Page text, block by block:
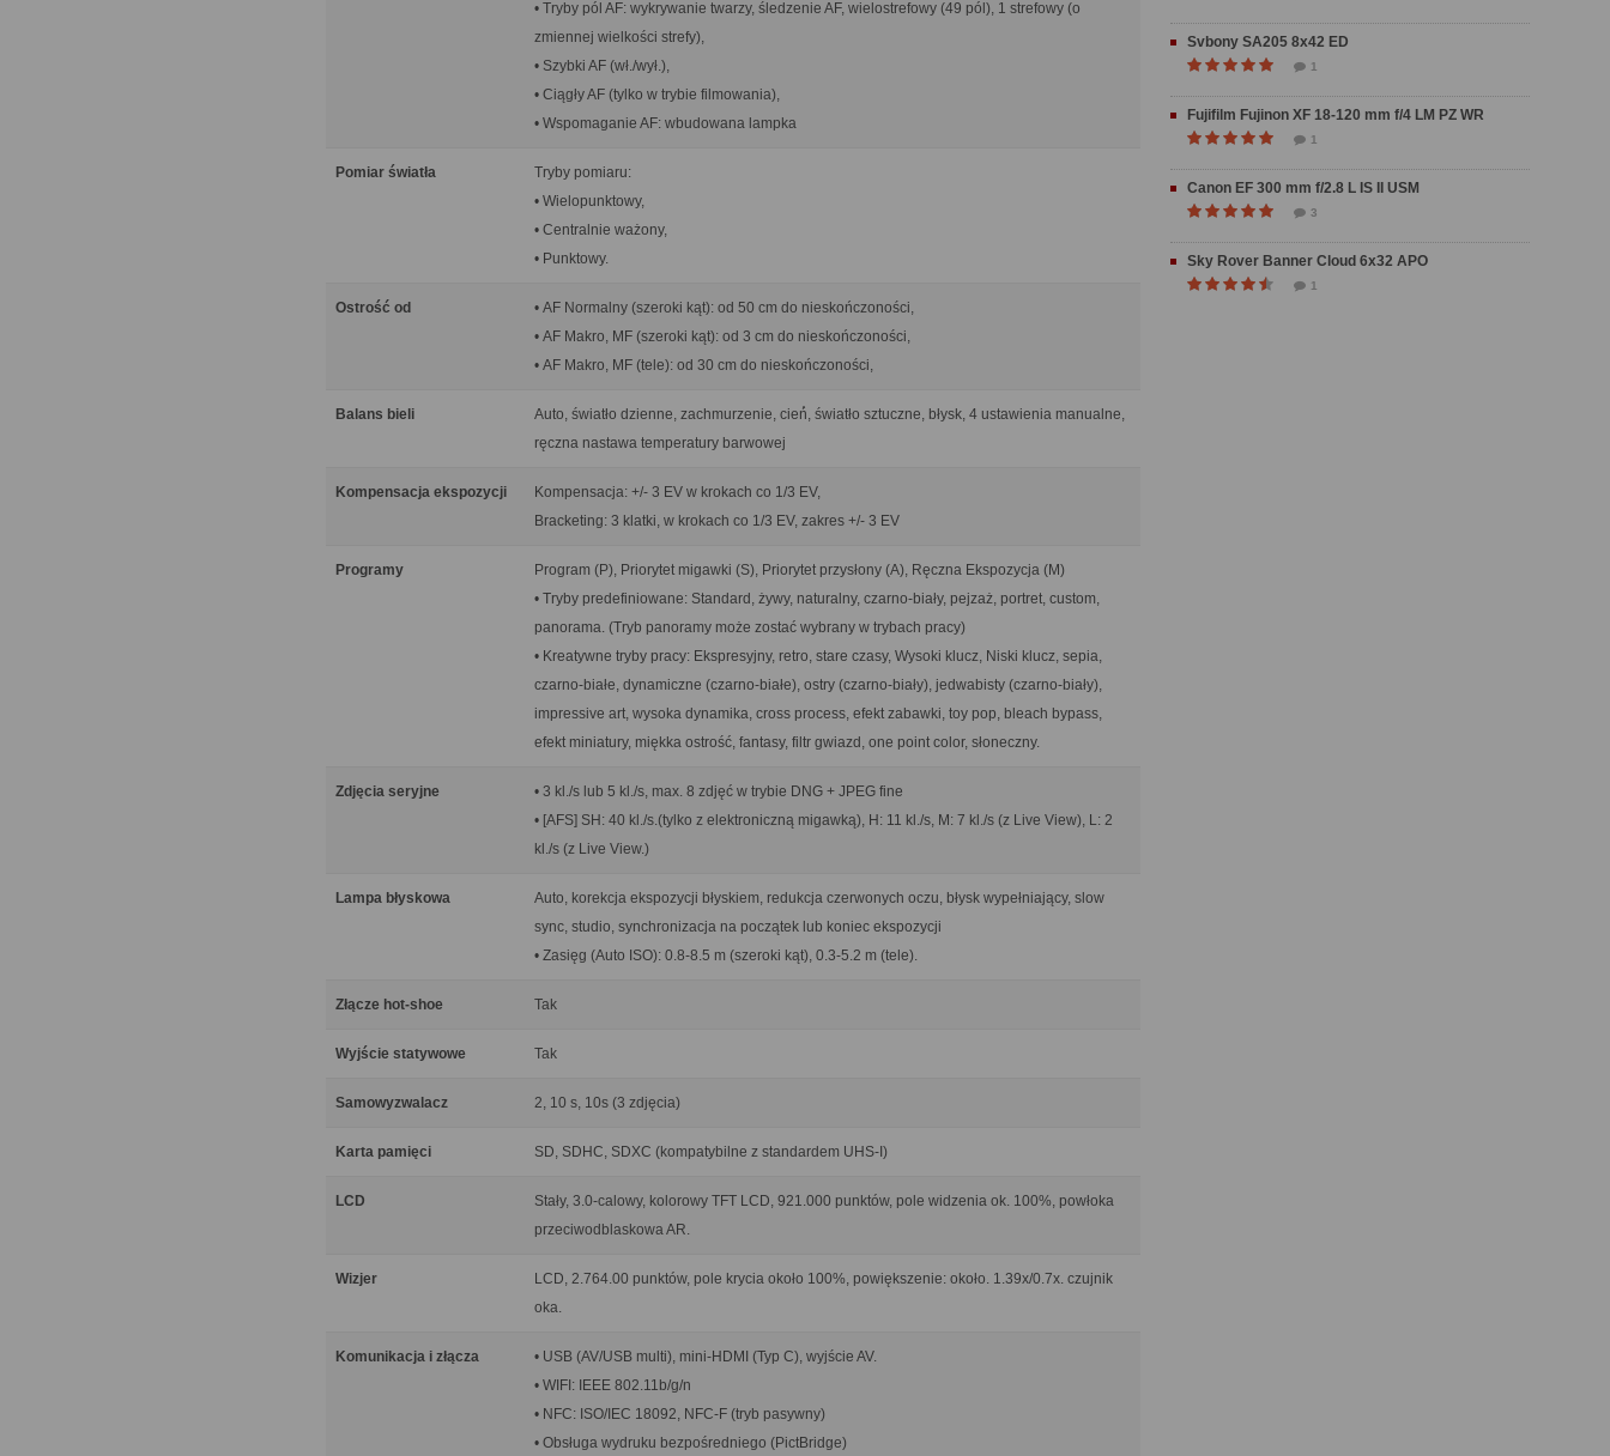
• Tryby pól AF: wykrywanie twarzy, śledzenie AF, wielostrefowy (49 pól), 1 strefowy (o
zmiennej wielkości strefy),
• Szybki AF (wł./wył.),
• Ciągły AF (tylko w trybie filmowania),
• Wspomaganie AF: wbudowana lampka
Pomiar światła
Tryby pomiaru:
• Wielopunktowy,
• Centralnie ważony,
• Punktowy.
Ostrość od
• AF Normalny (szeroki kąt): od 50 cm do nieskończoności,
• AF Makro, MF (szeroki kąt): od 3 cm do nieskończoności,
• AF Makro, MF (tele): od 30 cm do nieskończoności,
Balans bieli
Auto, światło dzienne, zachmurzenie, cień́, światło sztuczne, błysk, 4 ustawienia manualne,
ręczna nastawa temperatury barwowej
Kompensacja ekspozycji
Kompensacja: +/- 3 EV w krokach co 1/3 EV,
Bracketing: 3 klatki, w krokach co 1/3 EV, zakres +/- 3 EV
Programy
Program (P), Priorytet migawki (S), Priorytet przysłony (A), Ręczna Ekspozycja (M)
• Tryby predefiniowane: Standard, żywy, naturalny, czarno-biały, pejzaż, portret, custom,
panorama. (Tryb panoramy może zostać wybrany w trybach pracy)
• Kreatywne tryby pracy: Ekspresyjny, retro, stare czasy, Wysoki klucz, Niski klucz, sepia,
czarno-białe, dynamiczne (czarno-białe), ostry (czarno-biały), jedwabisty (czarno-biały),
impressive art, wysoka dynamika, cross process, efekt zabawki, toy pop, bleach bypass,
efekt miniatury, miękka ostrość, fantasy, filtr gwiazd, one point color, słoneczny.
Zdjęcia seryjne
• 3 kl./s lub 5 kl./s, max. 8 zdjęć w trybie DNG + JPEG fine
• [AFS] SH: 40 kl./s.(tylko z elektroniczną migawką), H: 11 kl./s, M: 7 kl./s (z Live View), L: 2
kl./s (z Live View.)
Lampa błyskowa
Auto, korekcja ekspozycji błyskiem, redukcja czerwonych oczu, błysk wypełniający, slow
sync, studio, synchronizacja na początek lub koniec ekspozycji
• Zasięg (Auto ISO): 0.8-8.5 m (szeroki kąt), 0.3-5.2 m (tele).
Złącze hot-shoe Tak
Wyjście statywowe Tak
Samowyzwalacz 2, 10 s, 10s (3 zdjęcia)
Karta pamięci SD, SDHC, SDXC (kompatybilne z standardem UHS-I)
LCD
Stały, 3.0-calowy, kolorowy TFT LCD, 921.000 punktów, pole widzenia ok. 100%, powłoka
przeciwodblaskowa AR.
Wizjer
LCD, 2.764.00 punktów, pole krycia około 100%, powiększenie: około. 1.39x/0.7x. czujnik
oka.
Komunikacja i złącza
• USB (AV/USB multi), mini-HDMI (Typ C), wyjście AV.
• WIFI: IEEE 802.11b/g/n
• NFC: ISO/IEC 18092, NFC-F (tryb pasywny)
• Obsługa wydruku bezpośredniego (PictBridge)
Svbony SA205 8x42 ED
1
Fujifilm Fujinon XF 18-120 mm f/4 LM PZ WR
1
Canon EF 300 mm f/2.8 L IS II USM
3
Sky Rover Banner Cloud 6x32 APO
1